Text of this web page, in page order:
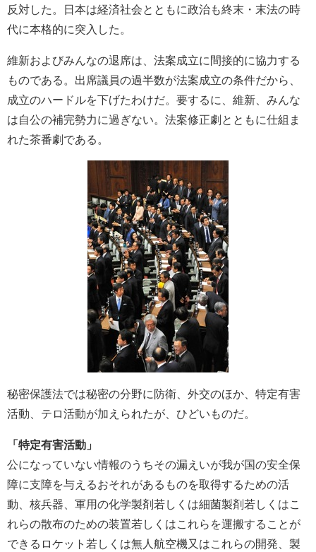
反対した。日本は経済社会とともに政治も終末・末法の時
代に本格的に突入した。
維新およびみんなの退席は、法案成立に間接的に協力する
ものである。出席議員の過半数が法案成立の条件だから、
成立のハードルを下げたわけだ。要するに、維新、みんな
は自公の補完勢力に過ぎない。法案修正劇とともに仕組ま
れた茶番劇である。
秘密保護法では秘密の分野に防衛、外交のほか、特定有害
活動、テロ活動が加えられたが、ひどいものだ。
「特定有害活動」
公になっていない情報のうちその漏えいが我が国の安全保
障に支障を与えるおそれがあるものを取得するための活
動、核兵器、軍用の化学製剤若しくは細菌製剤若しくはこ
れらの散布のための装置若しくはこれらを運搬することが
できるロケット若しくは無人航空機又はこれらの開発、製